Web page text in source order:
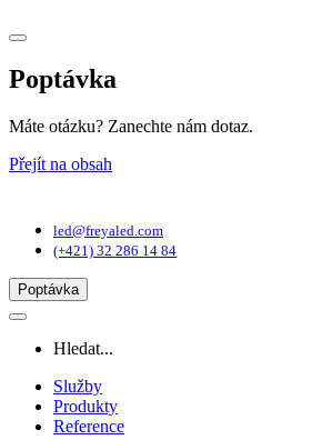
Poptávka
Máte otázku? Zanechte nám dotaz.
Přejít na obsah
led@freyaled.com
(+421) 32 286 14 84
Poptávka
Hledat...
Služby
Produkty
Reference